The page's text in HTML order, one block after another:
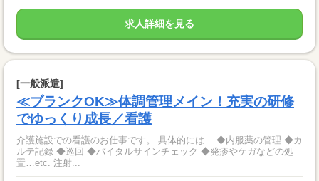
求人詳細を見る
[一般派遣]
≪ブランクOK≫体調管理メイン！充実の研修
でゆっくり成長／看護
介護施設での看護のお仕事です。 具体的には… ◆内服薬の管理 ◆カ
ルテ記録 ◆巡回 ◆バイタルサインチェック ◆発疹やケガなどの処
置…etc. 注射...